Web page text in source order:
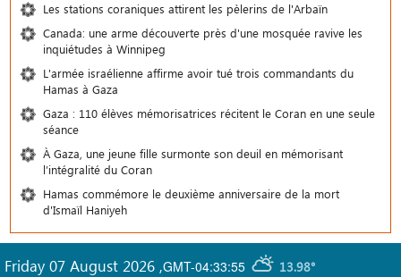
Les stations coraniques attirent les pèlerins de l'Arbaïn
Canada: une arme découverte près d'une mosquée ravive les
inquiétudes à Winnipeg
L'armée israélienne affirme avoir tué trois commandants du
Hamas à Gaza
Gaza : 110 élèves mémorisatrices récitent le Coran en une seule
séance
À Gaza, une jeune fille surmonte son deuil en mémorisant
l’intégralité du Coran
Hamas commémore le deuxième anniversaire de la mort
d'Ismaïl Haniyeh
GMT-04:33:55 13.98°
Friday 07 August 2026 ,